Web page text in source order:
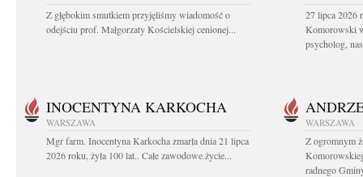
Z głębokim smutkiem przyjęliśmy wiadomość o
odejściu prof. Małgorzaty Kościelskiej cenionej...
27 lipca 2026
Komorowski
psycholog,
INOCENTYNA KARKOCHA
WARSZAWA
Mgr farm. Inocentyna Karkocha zmarła dnia 21 lipca
2026 roku, żyła 100 lat.. Całe zawodowe życie...
WARSZAWA
Z ogromnym
radnego